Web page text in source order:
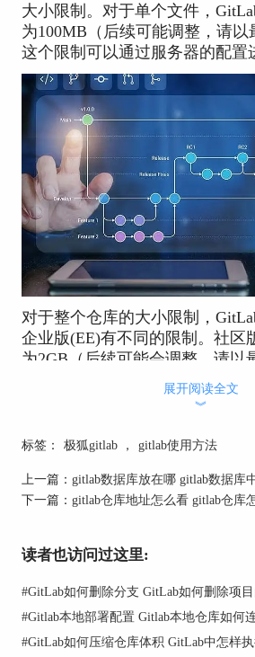
大小限制。对于单个文件，
为100MB（后续可能调整，请
这个限制可以通过服务器的配置
对于整个仓库的大小限制，
企业版(EE)有不同的限制。社区
为2GB（后续可能会调整，请以
而企业版则根据订阅的套餐不同
也会有所提高。需要注意的是，
建议合理规划文件和模块，避免
二、gitlab仓库删除了还能恢复吗
能恢复的。GitLab提供了仓库的
帮助用户在误操作或系统故障时
GitLab的管理员来说，可以通过
能，定期对整个GitLab实例进行
仓库数据。
展开阅读全文
︾
标签： 极狐gitlab ， gitlab使用方法
上一篇： gitlab数据库放在哪 gitlab数据库
下一篇： gitlab仓库地址怎么看 gitlab仓库
读者也访问过这里:
#GitLab如何删除分支 GitLab如何删除项
#Gitlab本地部署配置 Gitlab本地仓库如何
#GitLab如何压缩仓库体积 GitLab中怎样